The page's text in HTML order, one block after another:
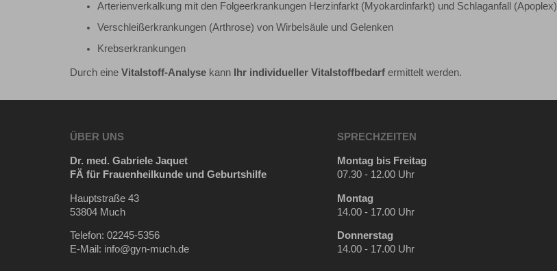
Arterienverkalkung mit den Folgeerkrankungen Herzinfarkt (Myokardinfarkt) und Schlaganfall (Apoplex)
Verschleißerkrankungen (Arthrose) von Wirbelsäule und Gelenken
Krebserkrankungen
Durch eine Vitalstoff-Analyse kann Ihr individueller Vitalstoffbedarf ermittelt werden.
ÜBER UNS
Dr. med. Gabriele Jaquet
FÄ für Frauenheilkunde und Geburtshilfe
Hauptstraße 43
53804 Much
Telefon: 02245-5356
E-Mail: info@gyn-much.de
SPRECHZEITEN
Montag bis Freitag
07.30 - 12.00 Uhr
Montag
14.00 - 17.00 Uhr
Donnerstag
14.00 - 17.00 Uhr